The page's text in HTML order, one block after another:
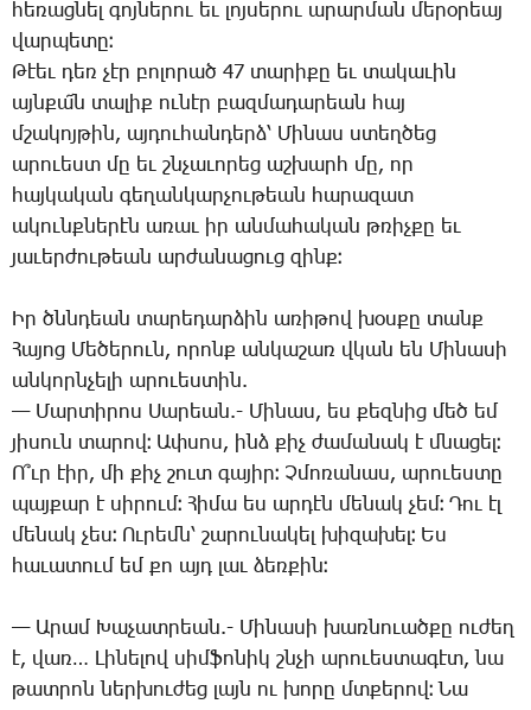
հե­ռաց­նել գոյ­նե­րու եւ լոյ­սե­րու ա­րար­ման մե­րօ­րեայ
վար­պե­տը։
Թէեւ դեռ չէր բո­լո­րած 47 տա­րի­քը եւ տա­կա­ւին
այն­քա՜ն տա­լիք ու­նէր բազ­մա­դա­րեան հայ
մշա­կոյ­թին, այ­դու­հան­դերձ՝ ­Մի­նաս ստեղ­ծեց
ա­րո­ւեստ մը եւ շնչա­ւո­րեց աշ­խարհ մը, որ
հայ­կա­կան գե­ղան­կար­չու­թեան հա­րա­զատ
ա­կունք­նե­րէն ա­ռաւ իր ան­մա­հա­կան թռիչ­քը եւ
յա­ւեր­ժու­թեան ար­ժա­նա­ցուց զինք։
Իր ծննդեան տա­րե­դար­ձին ա­ռի­թով խօս­քը տանք
­Հա­յոց ­Մե­ծե­րուն, ո­րոնք ան­կա­շառ վկան են ­Մի­նա­սի
ան­կորն­չե­լի ա­րո­ւես­տին.
— ­Մար­տի­րոս ­Սա­րեան.- ­Մի­նաս, ես քեզ­նից մեծ եմ
յի­սուն տա­րով։ Ափ­սոս, ինձ քիչ ժա­մա­նակ է մնա­ցել։
Ո՞ւր էիր, մի քիչ շուտ գա­յիր։ Չ­մո­ռա­նաս, ա­րո­ւես­տը
պայ­քար է սի­րում։ ­Հի­մա ես ար­դէն մե­նակ չեմ։ ­Դու էլ
մե­նակ չես։ Ու­րեմն՝ շա­րու­նա­կել խի­զա­խել։ Ես
հա­ւա­տում եմ քո այդ լաւ ձեռ­քին։
— Ա­րամ ­Խա­չատ­րեան.- ­Մի­նա­սի խառ­նո­ւած­քը ու­ժեղ
է, վառ… ­Լի­նե­լով սիմ­ֆո­նիկ շնչի ա­րո­ւես­տա­գէտ, նա
թատ­րոն ներ­խու­ժեց լայն ու խո­րը մտքե­րով։ ­Նա